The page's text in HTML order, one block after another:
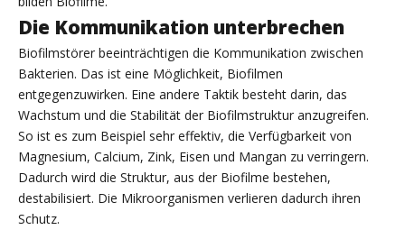
Die Kommunikation unterbrechen
Biofilmstörer beeinträchtigen die Kommunikation zwischen
Bakterien. Das ist eine Möglichkeit, Biofilmen
entgegenzuwirken. Eine andere Taktik besteht darin, das
Wachstum und die Stabilität der Biofilmstruktur anzugreifen.
So ist es zum Beispiel sehr effektiv, die Verfügbarkeit von
Magnesium, Calcium, Zink, Eisen und Mangan zu verringern.
Dadurch wird die Struktur, aus der Biofilme bestehen,
destabilisiert. Die Mikroorganismen verlieren dadurch ihren
Schutz.